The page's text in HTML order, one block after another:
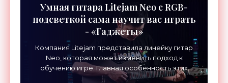
Умная гитара Litejam Neo с RGB-
подсветкой сама научит вас играть
- «Гаджеты»
Компания Litejam представила линейку гитар
Neo, которая может изменить подход к
обучению игре. Главная особенность этих
инструментов – встроенная RGB-подсветка